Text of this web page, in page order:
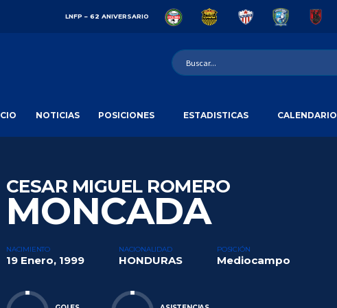
LNFP – 62 ANIVERSARIO
NOTICIAS POSICIONES ESTADISTICAS CALENDARIO
CESAR MIGUEL ROMERO
MONCADA
NACIMIENTO
19 Enero, 1999
NACIONALIDAD
HONDURAS
POSICIÓN
Mediocampo